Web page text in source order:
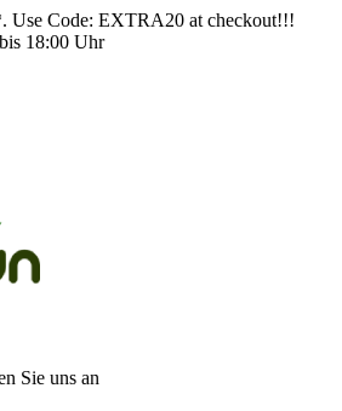
Code: EXTRA20 at checkout!!!
18:00 Uhr
Sie uns an